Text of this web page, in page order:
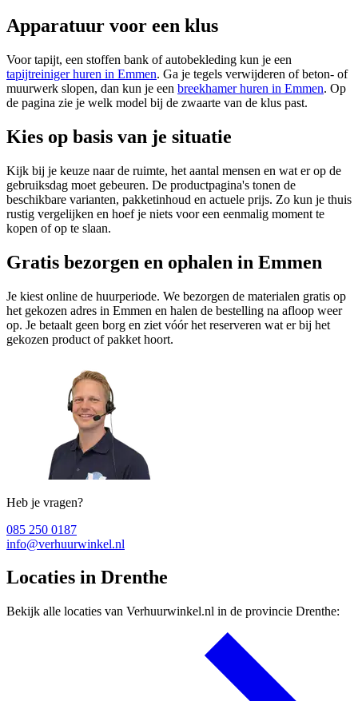
Apparatuur voor een klus
Voor tapijt, een stoffen bank of autobekleding kun je een
tapijtreiniger huren in Emmen. Ga je tegels verwijderen of beton- of
muurwerk slopen, dan kun je een breekhamer huren in Emmen. Op
de pagina zie je welk model bij de zwaarte van de klus past.
Kies op basis van je situatie
Kijk bij je keuze naar de ruimte, het aantal mensen en wat er op de
gebruiksdag moet gebeuren. De productpagina's tonen de
beschikbare varianten, pakketinhoud en actuele prijs. Zo kun je thuis
rustig vergelijken en hoef je niets voor een eenmalig moment te
kopen of op te slaan.
Gratis bezorgen en ophalen in Emmen
Je kiest online de huurperiode. We bezorgen de materialen gratis op
het gekozen adres in Emmen en halen de bestelling na afloop weer
op. Je betaalt geen borg en ziet vóór het reserveren wat er bij het
gekozen product of pakket hoort.
Heb je vragen?
085 250 0187
info@verhuurwinkel.nl
Locaties in Drenthe
Bekijk alle locaties van Verhuurwinkel.nl in de provincie Drenthe: